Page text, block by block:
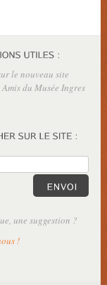
le nouveau site
du Musée Ingres
une suggestion ?
!